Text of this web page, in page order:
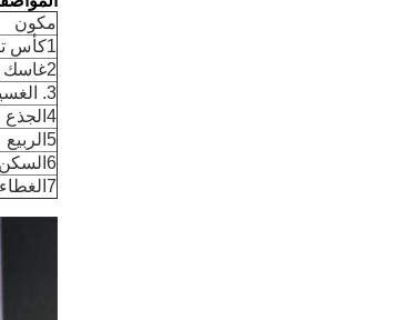
مكون
1كأس تركيب
2غاسك الخارجي
3. الغسيل الداخلي
4الجذع
5الربيع
6السكن
7الغطاء الأحمر